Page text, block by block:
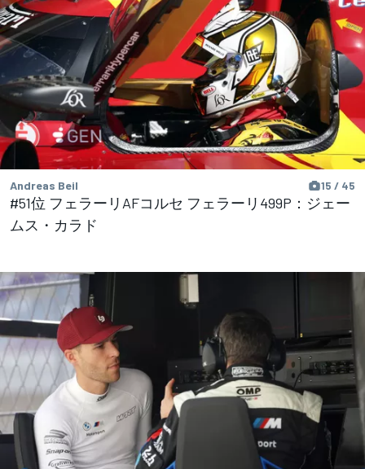
Andreas Beil 15 / 45
#51位 フェラーリAFコルセ フェラーリ499P：ジェー
ムス・カラド